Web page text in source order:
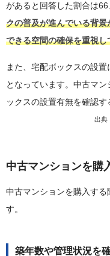
があると回答した割合は
クの普及が進んでいる背
できる空間の確保を重視
また、宅配ボックスの設
となっています。中古マ
ックスの設置有無を確認す
出典
中古マンションを購
中古マンションを購入す
す。
築年数や管理状況を